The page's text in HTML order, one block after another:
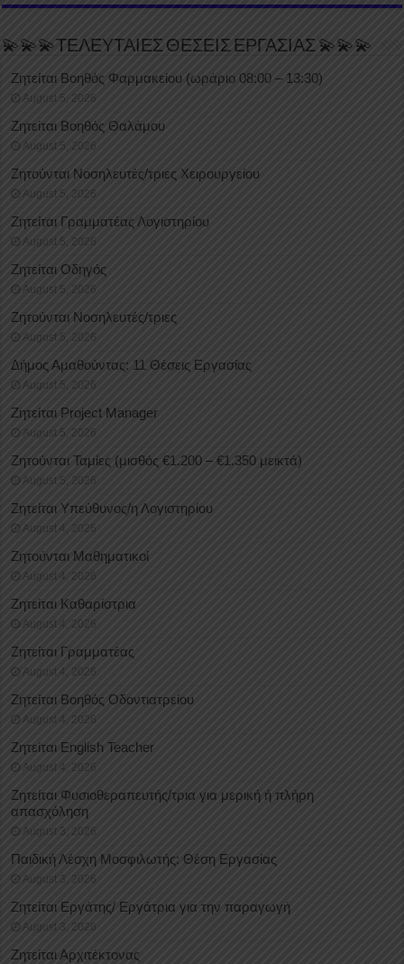
💫💫💫ΤΕΛΕΥΤΑΙΕΣ ΘΕΣΕΙΣ ΕΡΓΑΣΙΑΣ 💫💫💫
Ζητείται Βοηθός Φαρμακείου (ωράριο 08:00 – 13:30)
August 5, 2026
Ζητείται Βοηθός Θαλάμου
August 5, 2026
Ζητούνται Νοσηλευτές/τριες Χειρουργείου
August 5, 2026
Ζητείται Γραμματέας Λογιστηρίου
August 5, 2026
Ζητείται Οδηγός
August 5, 2026
Ζητούνται Νοσηλευτές/τριες
August 5, 2026
Δήμος Αμαθούντας: 11 Θέσεις Εργασίας
August 5, 2026
Ζητείται Project Manager
August 5, 2026
Ζητούνται Ταμίες (μισθός €1.200 – €1.350 μεικτά)
August 5, 2026
Ζητείται Υπεύθυνος/η Λογιστηρίου
August 4, 2026
Ζητούνται Μαθηματικοί
August 4, 2026
Ζητείται Καθαρίστρια
August 4, 2026
Ζητείται Γραμματέας
August 4, 2026
Ζητείται Βοηθός Οδοντιατρείου
August 4, 2026
Ζητείται English Teacher
August 4, 2026
Ζητείται Φυσιοθεραπευτής/τρια για μερική ή πλήρη
απασχόληση
August 3, 2026
Παιδική Λέσχη Μοσφιλωτής: Θέση Εργασίας
August 3, 2026
Ζητείται Εργάτης/ Εργάτρια για την παραγωγή
August 3, 2026
Ζητείται Αρχιτέκτονας